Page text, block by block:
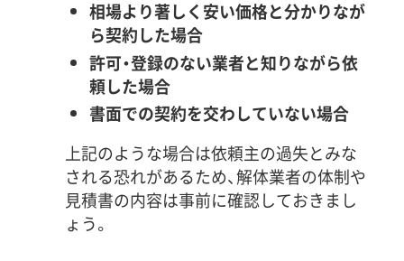
相場より著しく安い価格と分かりなが
ら契約した場合
許可・登録のない業者と知りながら依
頼した場合
書面での契約を交わしていない場合
上記のような場合は依頼主の過失とみな
される恐れがあるため、解体業者の体制や
見積書の内容は事前に確認しておきまし
ょう。